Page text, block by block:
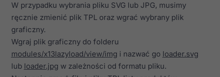
W przypadku wybrania pliku SVG lub JPG, musimy
ręcznie zmienić plik TPL oraz wgrać wybrany plik
graficzny.
Wgraj plik graficzny do folderu
modules/x13lazyload/view/img i nazwać go loader.svg
lub loader.jpg w zależności od formatu pliku.